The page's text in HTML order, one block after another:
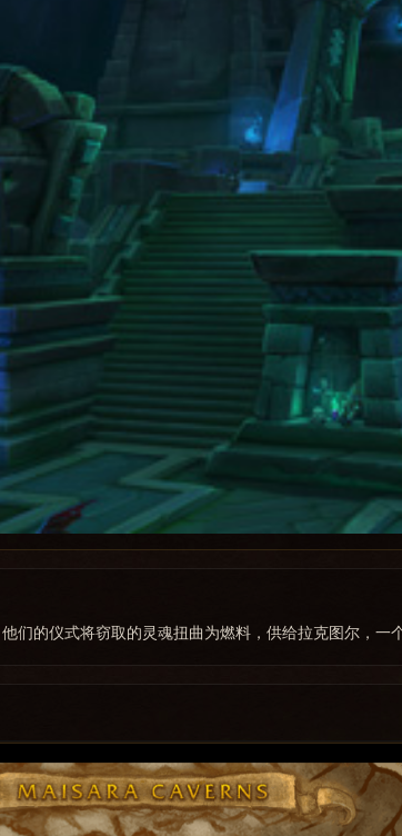
们的仪式将窃取的灵魂扭曲为燃料，供给拉克图尔，